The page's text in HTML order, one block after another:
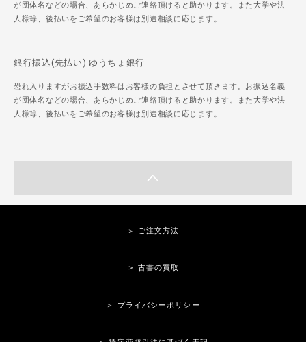
が団体名などの場合、あらかじめご連絡頂けると助かります。また大学や法
人様等、後払いをご希望のお客様は別途相談に応じます。
銀行振込(先払い) ゆうちょ銀行
恐れ入りますがお振込手数料はお客様の負担とさせて頂きます。お振込名義
が団体名などの場合、あらかじめご連絡頂けると助かります。また大学や法
人様等、後払いをご希望のお客様は別途相談に応じます。
＞ ご注文方法
＞ 古書の買取
＞ プライバシーポリシー